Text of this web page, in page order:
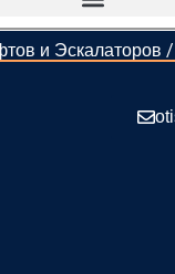
и Эскалаторов